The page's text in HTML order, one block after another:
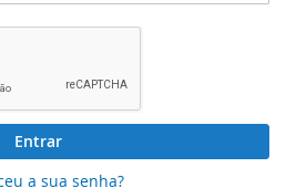
Entrar
a sua senha?